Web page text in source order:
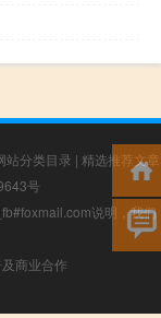
站分类目录 | 精选推荐文章
号
说明，我们
商业合作